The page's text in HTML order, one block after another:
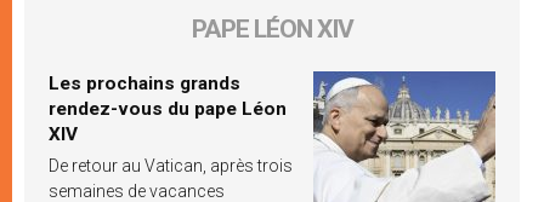
PAPE LÉON XIV
Les prochains grands
rendez-vous du pape Léon
XIV
De retour au Vatican, après trois
semaines de vacances